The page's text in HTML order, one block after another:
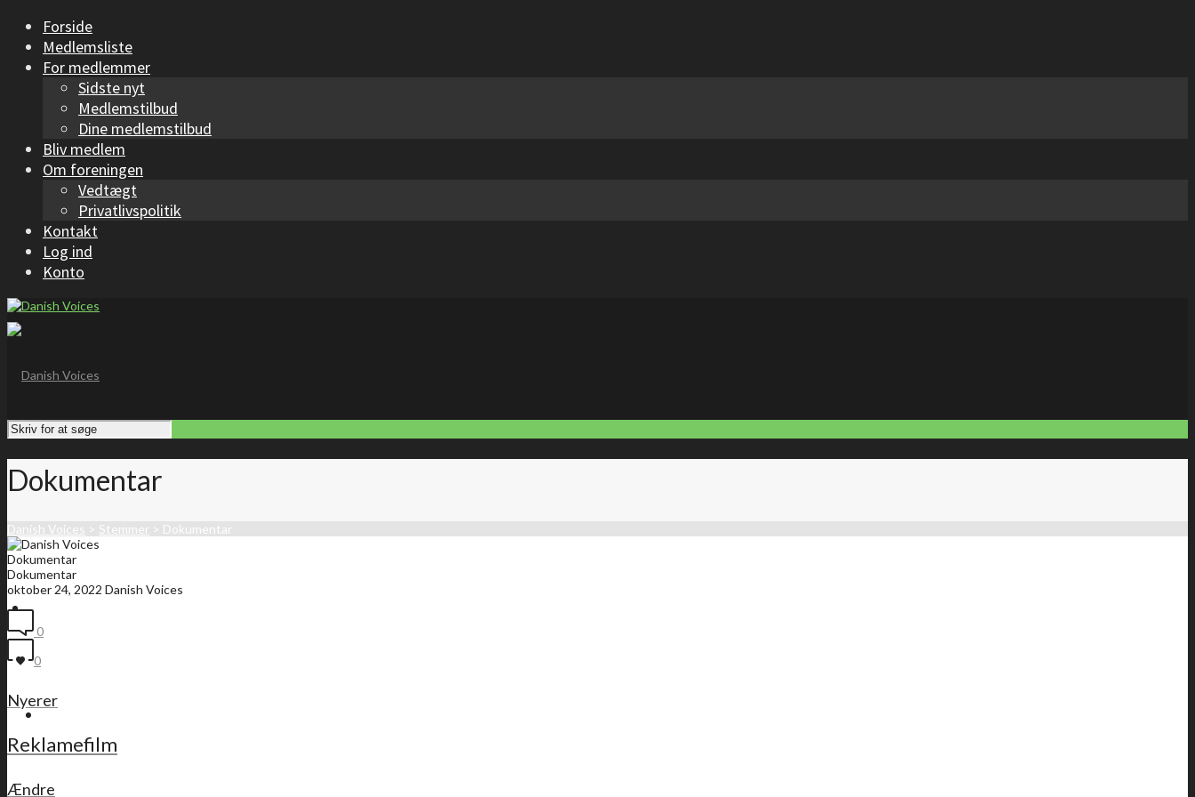
Forside
Medlemsliste
For medlemmer
Sidste nyt
Medlemstilbud
Dine medlemstilbud
Bliv medlem
Om foreningen
Vedtægt
Privatlivspolitik
Kontakt
Log ind
Konto
Forside
Medlemsliste
Dokumentar
Danish Voices > Stemmer > Dokumentar
Dokumentar
Dokumentar
oktober 24, 2022 Danish Voices
0
0
Nyerer
Reklamefilm
Ændre